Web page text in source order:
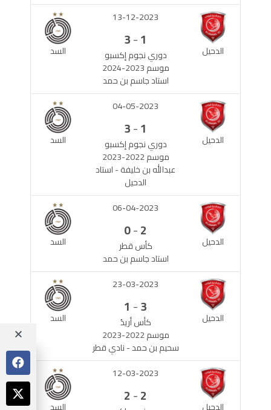
الدحيل السد
13-12-2023
1
-
3
دوري نجوم إكسبو
موسم 2023-2024
استاد جاسم بن حمد
الدحيل السد
04-05-2023
1
-
3
دوري نجوم إكسبو
موسم 2022-2023
عبدالله بن خليفة - استاد
الدحيل
الدحيل السد
06-04-2023
2
-
0
كأس قطر
استاد جاسم بن حمد
الدحيل السد
23-03-2023
3
-
1
كأس أريدُ
موسم 2022-2023
سحيم بن حمد - نادي قطر
12-03-2023
2
-
2